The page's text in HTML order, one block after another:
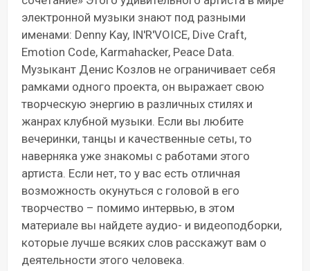
электронной музыки знают под разными
именами: Denny Kay, IN'R'VOICE, Dive Craft,
Emotion Code, Karmahacker, Peace Data.
Музыкант Денис Козлов не ограничивает себя
рамками одного проекта, он выражает свою
творческую энергию в различных стилях и
жанрах клубной музыки. Если вы любите
вечеринки, танцы и качественные сеты, то
наверняка уже знакомы с работами этого
артиста. Если нет, то у вас есть отличная
возможность окунуться с головой в его
творчество – помимо интервью, в этом
материале вы найдете аудио- и видеоподборки,
которые лучше всяких слов расскажут вам о
деятельности этого человека.